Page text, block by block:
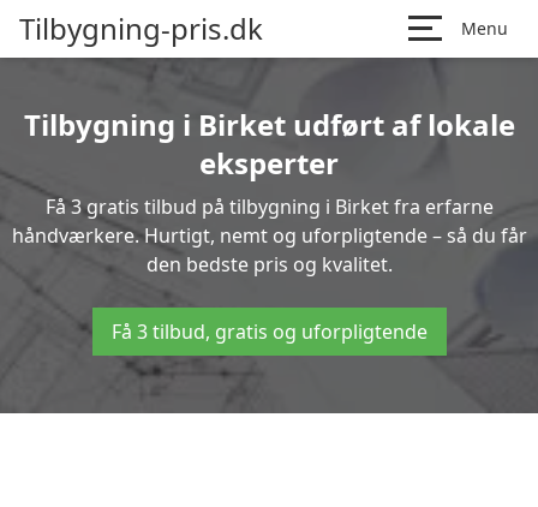
Tilbygning-pris.dk Menu
Tilbygning i Birket udført af lokale
eksperter
Få 3 gratis tilbud på tilbygning i Birket fra erfarne
håndværkere. Hurtigt, nemt og uforpligtende – så du får
den bedste pris og kvalitet.
Få 3 tilbud, gratis og uforpligtende